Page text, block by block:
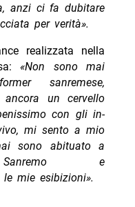
anzi ci fa dubitare
per verità».
realizzata nella
«Non sono mai
sanremese,
ancora un cervello
con gli in-
mi sento a mio
sono abituato a
e
le mie esibizioni».